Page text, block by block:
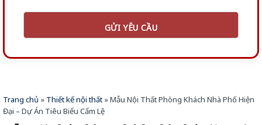
Trang chủ » Thiết kế nội thất »Mẫu Nội Thất Phòng Khách Nhà Phố Hiện
Đại – Dự Án Tiêu Biểu Cẩm Lệ